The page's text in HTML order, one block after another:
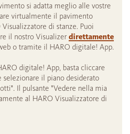
si adatta meglio alle vostre
virtualmente il pavimento
di stanze. Puoi
il nostro Visualizer direttamente
o tramite il HARO digitale! App.
digitale! App, basta cliccare
selezionare il piano desiderato
Il pulsante "Vedere nella mia
al HARO Visualizzatore di